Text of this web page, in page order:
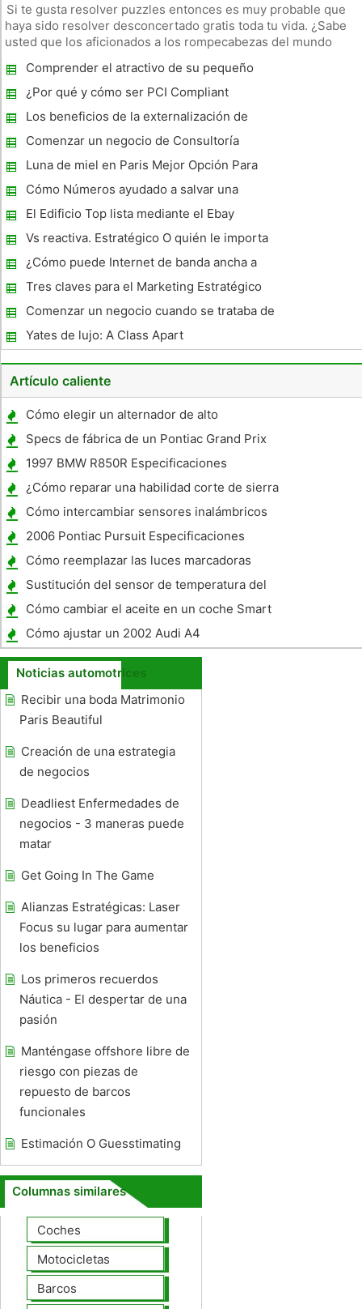
Si te gusta resolver puzzles entonces es muy probable que
haya sido resolver desconcertado gratis toda tu vida. ¿Sabe
usted que los aficionados a los rompecabezas del mundo
puede llevar a una persona a vastas cantidades de riqueza
incalculabl
Comprender el atractivo de su pequeño
barco de París a los palacios más grandes
¿Por qué y cómo ser PCI Compliant
Los beneficios de la externalización de
recursos humanos
Comenzar un negocio de Consultoría
Pequeño - Conocer su mercado objetivo
Luna de miel en Paris Mejor Opción Para
iniciar Journey civil
Cómo Números ayudado a salvar una
revista Venerable
El Edificio Top lista mediante el Ebay
Vs reactiva. Estratégico O quién le importa
si su empresa es un dinosaurio?
¿Cómo puede Internet de banda ancha a
mantener los costos de combustible
marinos Down?
Tres claves para el Marketing Estratégico
Comenzar un negocio cuando se trataba de
la sobrecarga de información
Yates de lujo: A Class Apart
Artículo caliente
Cómo elegir un alternador de alto
rendimiento
Specs de fábrica de un Pontiac Grand Prix
1963
1997 BMW R850R Especificaciones
¿Cómo reparar una habilidad corte de sierra
en un casco de barco
Cómo intercambiar sensores inalámbricos
remotos
2006 Pontiac Pursuit Especificaciones
Cómo reemplazar las luces marcadoras
Xterra 2002
Sustitución del sensor de temperatura del
refrigerante para un Honda Accord 2005
Cómo cambiar el aceite en un coche Smart
Cómo ajustar un 2002 Audi A4
Noticias automotrices
Recibir una boda Matrimonio
Paris Beautiful
Creación de una estrategia
de negocios
Deadliest Enfermedades de
negocios - 3 maneras puede
matar
Get Going In The Game
Alianzas Estratégicas: Laser
Focus su lugar para aumentar
los beneficios
Los primeros recuerdos
Náutica - El despertar de una
pasión
Manténgase offshore libre de
riesgo con piezas de
repuesto de barcos
funcionales
Estimación O Guesstimating
Columnas similares
Coches
Motocicletas
Barcos